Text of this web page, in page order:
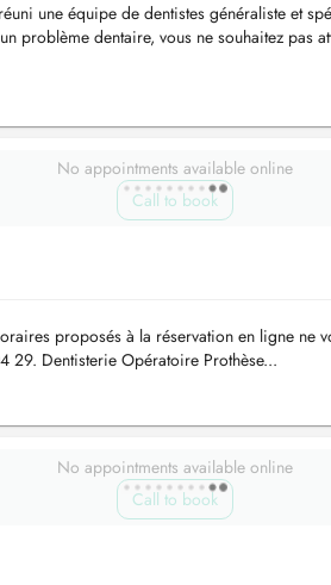
une équipe de dentistes généraliste et
problème dentaire, vous ne souhaitez pas
No appointments available online
Call to book
proposés à la réservation en ligne ne
29. Dentisterie Opératoire Prothèse...
No appointments available online
Call to book